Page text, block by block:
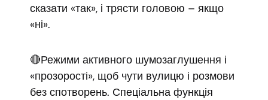
сказати «так», і трясти головою – якщо
«ні».
🔴Режими активного шумозаглушення і
«прозорості», щоб чути вулицю і розмови
без спотворень. Спеціальна функція